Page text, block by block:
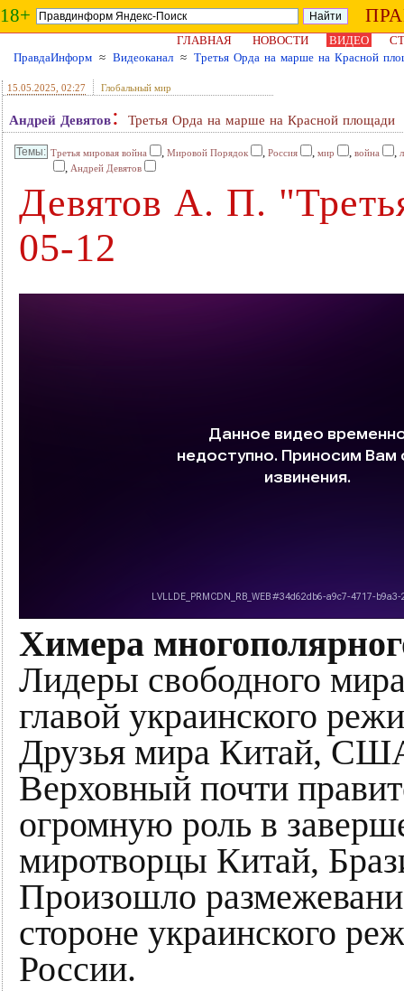
18+
ГЛАВНАЯ НОВОСТИ ВИДЕО
ПравдаИнформ ≈ Видеоканал ≈ Третья Орда на марше на Красной
15.05.2025 , 02:27 Глобальный мир
Андрей Девятов: Третья Орда на марше на Красной площади
Третья мировая война , Мировой Порядок , Россия , мир , война ,
, Андрей Девятов
Девятов А. П.
05-12
Химера
Лидеры свободного
главой украинского
Друзья мира Китай,
Верховный почти
огромную роль в
миротворцы Китай,
Произошло
стороне украинского
России.